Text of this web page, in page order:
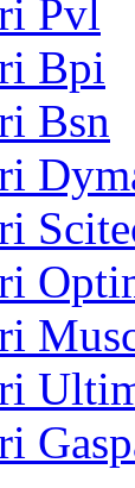
Pvl
Bpi
Bsn